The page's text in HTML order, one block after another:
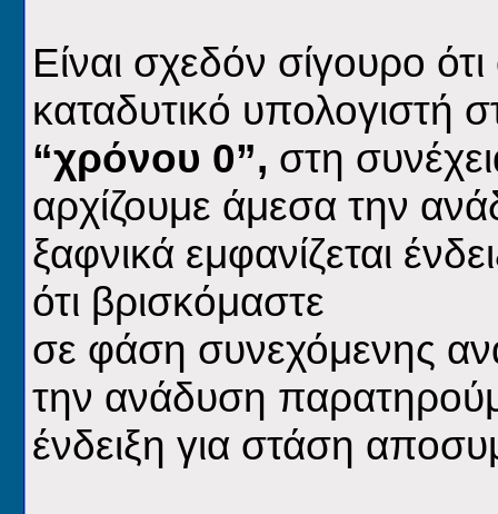
Είναι σχεδόν σίγουρο
καταδυτικό υπολογιστή
“χρόνου 0”, στη
αρχίζουμε άμεσα την
ξαφνικά εμφανίζεται
ότι βρισκόμαστε
σε φάση συνεχόμενης
την ανάδυση
ένδειξη για στάση